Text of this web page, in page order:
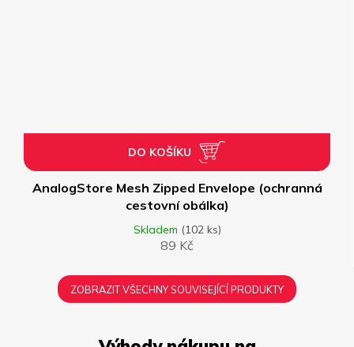
AnalogStore Mesh Zipped Envelope (ochranná
cestovní obálka)
Skladem (102 ks)
89 Kč
DO KOŠÍKU
ZOBRAZIT VŠECHNY SOUVISEJÍCÍ PRODUKTY